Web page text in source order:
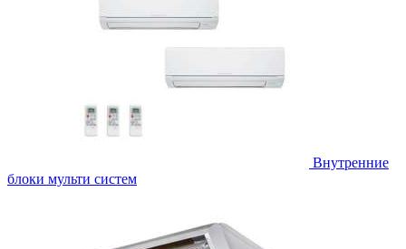
Внутренние
блоки мульти систем